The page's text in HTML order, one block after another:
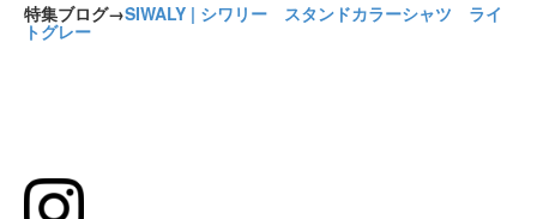
特集ブログ→SIWALY | シワリー スタンドカラーシャツ ライ
トグレー